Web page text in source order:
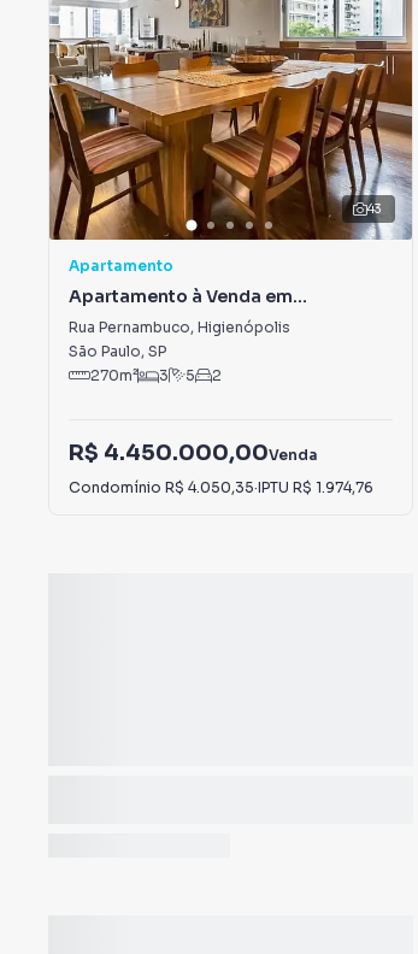
43
Apartamento
Apartamento à Venda em
Higienópolis
Rua Pernambuco, Higienópolis
São Paulo, SP
270m² 3 5 2
R$ 4.450.000,00Venda
Condomínio R$ 4.050,35·IPTU R$ 1.974,76